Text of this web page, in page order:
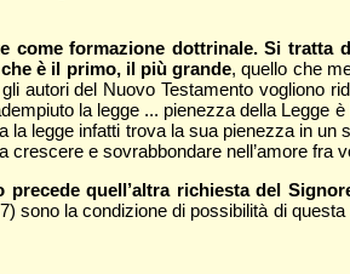
formazione dottrinale. Si tratta
è il primo, il più grande, quello che
autori del Nuovo Testamento vogliono
la legge ... pienezza della Legge è
la legge infatti trova la sua pienezza in un
e sovrabbondare nell’amore fra
quell’altra richiesta del
sono la condizione di possibilità di